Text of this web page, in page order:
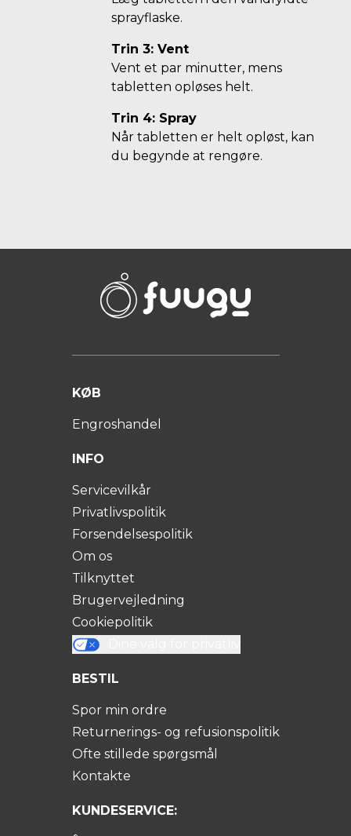
sprayflaske.
Trin 3: Vent
Vent et par minutter, mens
tabletten opløses helt.
Trin 4: Spray
Når tabletten er helt opløst, kan
du begynde at rengøre.
KØB
Engroshandel
INFO
Servicevilkår
Privatlivspolitik
Forsendelsespolitik
Om os
Tilknyttet
Brugervejledning
Cookiepolitik
BESTIL
Spor min ordre
Returnerings- og refusionspolitik
Ofte stillede spørgsmål
Kontakte
KUNDESERVICE: